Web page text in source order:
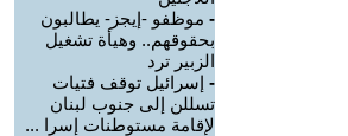
- موظفو -إيجز- يطالبون
بحقوقهم.. وهيأة تشغيل
الزبير ترد
- إسرائيل توقف فتيات
تسللن إلى جنوب لبنان
لإقامة مستوطنات إسرا ...